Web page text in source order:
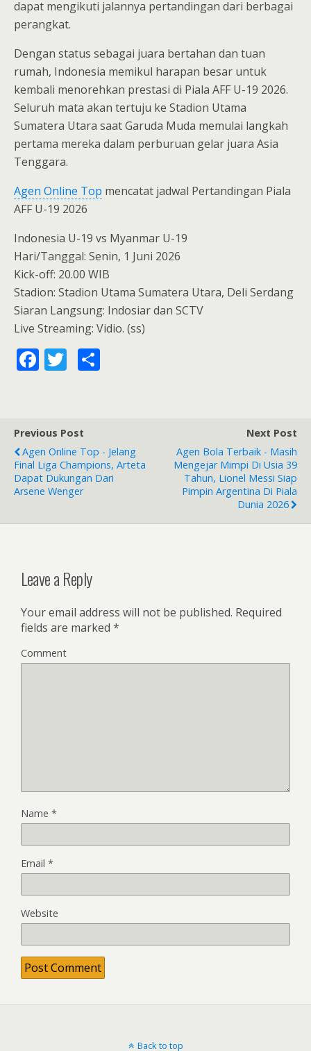
dapat mengikuti jalannya pertandingan dari berbagai
perangkat.
Dengan status sebagai juara bertahan dan tuan
rumah, Indonesia memikul harapan besar untuk
kembali menorehkan prestasi di Piala AFF U-19 2026.
Seluruh mata akan tertuju ke Stadion Utama
Sumatera Utara saat Garuda Muda memulai langkah
pertama mereka dalam perburuan gelar juara Asia
Tenggara.
Agen Online Top mencatat jadwal Pertandingan Piala
AFF U-19 2026
Indonesia U-19 vs Myanmar U-19
Hari/Tanggal: Senin, 1 Juni 2026
Kick-off: 20.00 WIB
Stadion: Stadion Utama Sumatera Utara, Deli Serdang
Siaran Langsung: Indosiar dan SCTV
Live Streaming: Vidio. (ss)
F
b
o
o
k
T
er
Previous Post
Agen Online Top - Jelang
Final Liga Champions, Arteta
Dapat Dukungan Dari
Arsene Wenger
Next Post
Agen Bola Terbaik - Masih
Mengejar Mimpi Di Usia 39
Tahun, Lionel Messi Siap
Pimpin Argentina Di Piala
Dunia 2026
Leave a Reply
Your email address will not be published. Required
fields are marked *
Comment
Name *
Email *
Website
Back to top